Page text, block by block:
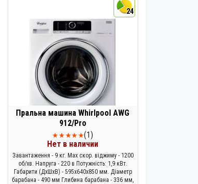
24
Пральна машина Whirlpool AWG
912/Pro
(1)
Нет в наличии
Завантаження - 9 кг. Max скор. віджиму - 1200
об/хв. Напруга - 220 в Потужність: 1,9 кВт.
Габарити (ДхШхВ) - 595х640х850 мм. Діаметр
барабана - 490 мм Глибина барабана - 336 мм,